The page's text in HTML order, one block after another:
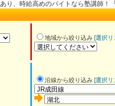
り、時給高めのバイトなら塾講師！
地域から絞り込み [選択リ
沿線から絞り込み [選択リ